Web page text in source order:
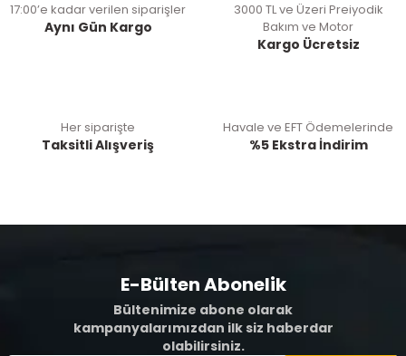
17:00’e kadar verilen siparişler
Aynı Gün Kargo
3000 TL ve Üzeri Preiyodik
Bakım ve Motor
Kargo Ücretsiz
Her siparişte
Taksitli Alışveriş
Havale ve EFT Ödemelerinde
%5 Ekstra İndirim
E-Bülten Abonelik
Bültenimize abone olarak
kampanyalarımızdan ilk siz haberdar
olabilirsiniz.